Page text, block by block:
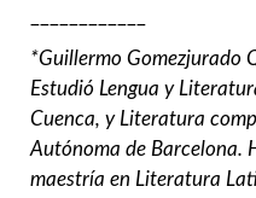
*Guillermo Gomezjurado
Estudió Lengua y
Cuenca, y Literatura
Autónoma de Barcelona.
maestría en Literatura